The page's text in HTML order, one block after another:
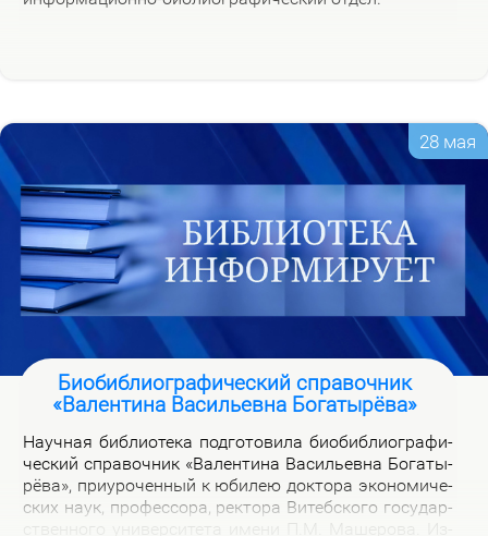
28 мая
Биобиблиографический справочник
«Валентина Васильевна Богатырёва»
На­уч­ная биб­лио­те­ка под­го­то­ви­ла био­биб­лио­гра­фи­
че­ский спра­воч­ник «Ва­лен­ти­на Ва­си­льев­на Бо­га­ты­
рё­ва», при­уро­чен­ный к юби­лею док­то­ра эко­но­ми­че­
ских на­ук, про­фес­со­ра, рек­то­ра Ви­теб­ско­го го­судар­